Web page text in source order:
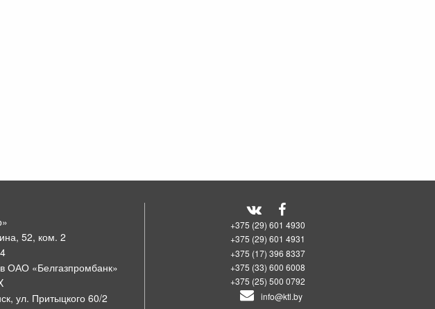
52, ком. 2
ОАО «Белгазпромбанк»
ул. Притыцкого 60/2
+375 (29) 601 4930
+375 (29) 601 4931
+375 (17) 396 8337
+375 (33) 600 6008
+375 (25) 500 0792
info@ktl.by